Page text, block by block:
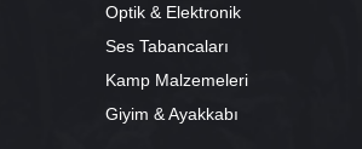
Optik & Elektronik
Ses Tabancaları
Kamp Malzemeleri
Giyim & Ayakkabı